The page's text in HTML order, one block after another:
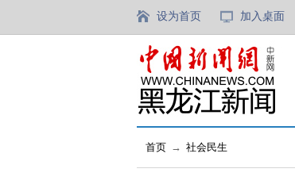
设为首页 加入桌面
首页 → 社会民生